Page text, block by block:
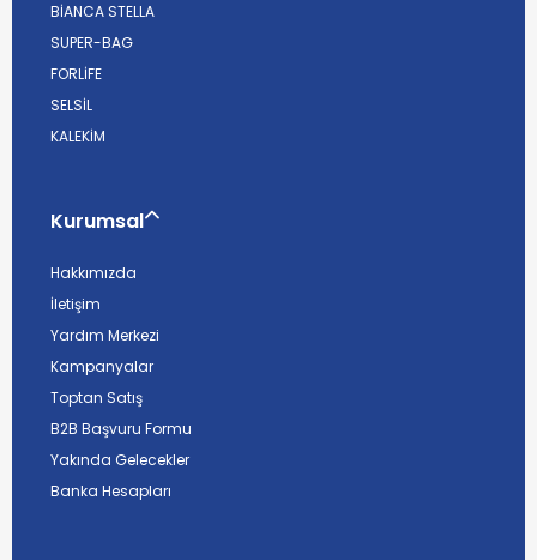
BİANCA STELLA
SUPER-BAG
FORLİFE
SELSİL
KALEKİM
Kurumsal
Hakkımızda
İletişim
Yardım Merkezi
Kampanyalar
Toptan Satış
B2B Başvuru Formu
Yakında Gelecekler
Banka Hesapları